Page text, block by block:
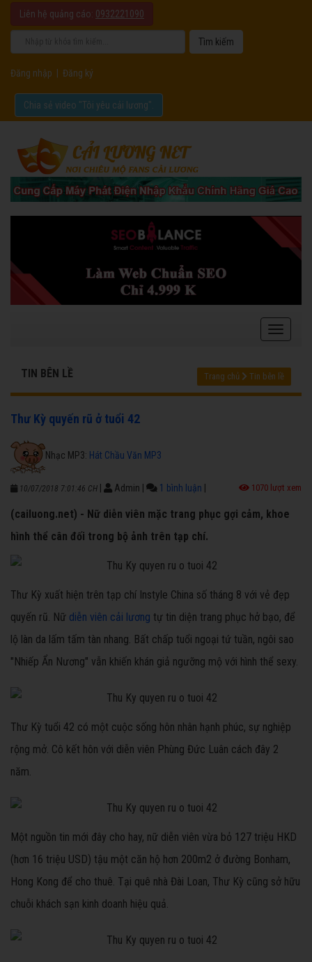
Liên hệ quảng cáo: 0932221090
Đăng nhập Đăng ký
Chia sẻ video "Tôi yêu cải lương".
TIN BÊN LỀ Trang chủ Tin bên lề
Thư Kỳ quyến rũ ở tuổi 42
Nhạc MP3: Hát Chầu Văn MP3
10/07/2018 7:01:46 CH Admin 1 bình luận 1070 lượt xem
(cailuong.net) - Nữ diễn viên mặc trang phục gợi cảm, khoe
hình thể cân đối trong bộ ảnh trên tạp chí.
Thư Kỳ xuất hiện trên tạp chí Instyle China số tháng 8 với vẻ đẹp
quyến rũ. Nữ diễn viên cải lương tự tin diện trang phục hở bạo, để
lộ làn da lấm tấm tàn nhang. Bất chấp tuổi ngoại tứ tuần, ngôi sao
"Nhiếp Ẩn Nương" vẫn khiến khán giả ngưỡng mộ với hình thể sexy.
Thư Kỳ tuổi 42 có một cuộc sống hôn nhân hạnh phúc, sự nghiệp
rộng mở. Cô kết hôn với diễn viên Phùng Đức Luân cách đây 2
năm.
Một nguồn tin mới đây cho hay, nữ diễn viên vừa bỏ 127 triệu HKD
(hơn 16 triệu USD) tậu một căn hộ hơn 200m2 ở đường Bonham,
Hong Kong để cho thuê. Tại quê nhà Đài Loan, Thư Kỳ cũng sở hữu
chuỗi khách sạn kinh doanh hiệu quả.